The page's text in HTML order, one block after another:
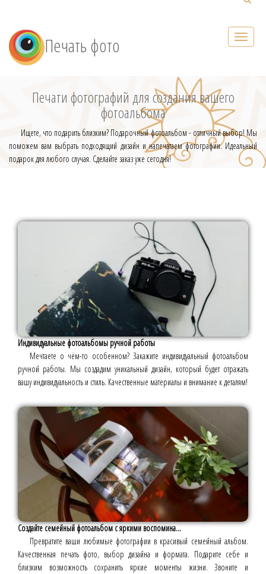
Печать фото
Печати фотографий для создания вашего
фотоальбома
Ищете, что подарить близким? Подарочный фотоальбом - отличный выбор! Мы
поможем вам выбрать подходящий дизайн и напечатаем фотографии. Идеальный
подарок для любого случая. Сделайте заказ уже сегодня!
Индивидуальные фотоальбомы ручной работы
Мечтаете о чём-то особенном? Закажите индивидуальный фотоальбом
ручной работы. Мы создадим уникальный дизайн, который будет отражать
вашу индивидуальность и стиль. Качественные материалы и внимание к деталям!
Создайте семейный фотоальбом с яркими воспомина...
Превратите ваши любимые фотографии в красивый семейный альбом.
Качественная печать фото, выбор дизайна и формата. Подарите себе и
близким возможность сохранить яркие моменты жизни. Звоните и